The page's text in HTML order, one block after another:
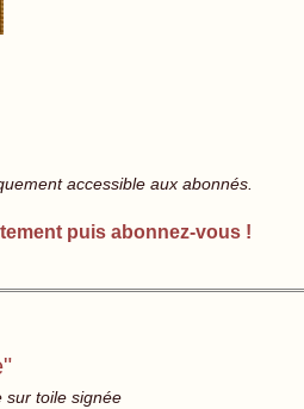
accessible aux abonnés.
puis abonnez-vous !
sur toile signée